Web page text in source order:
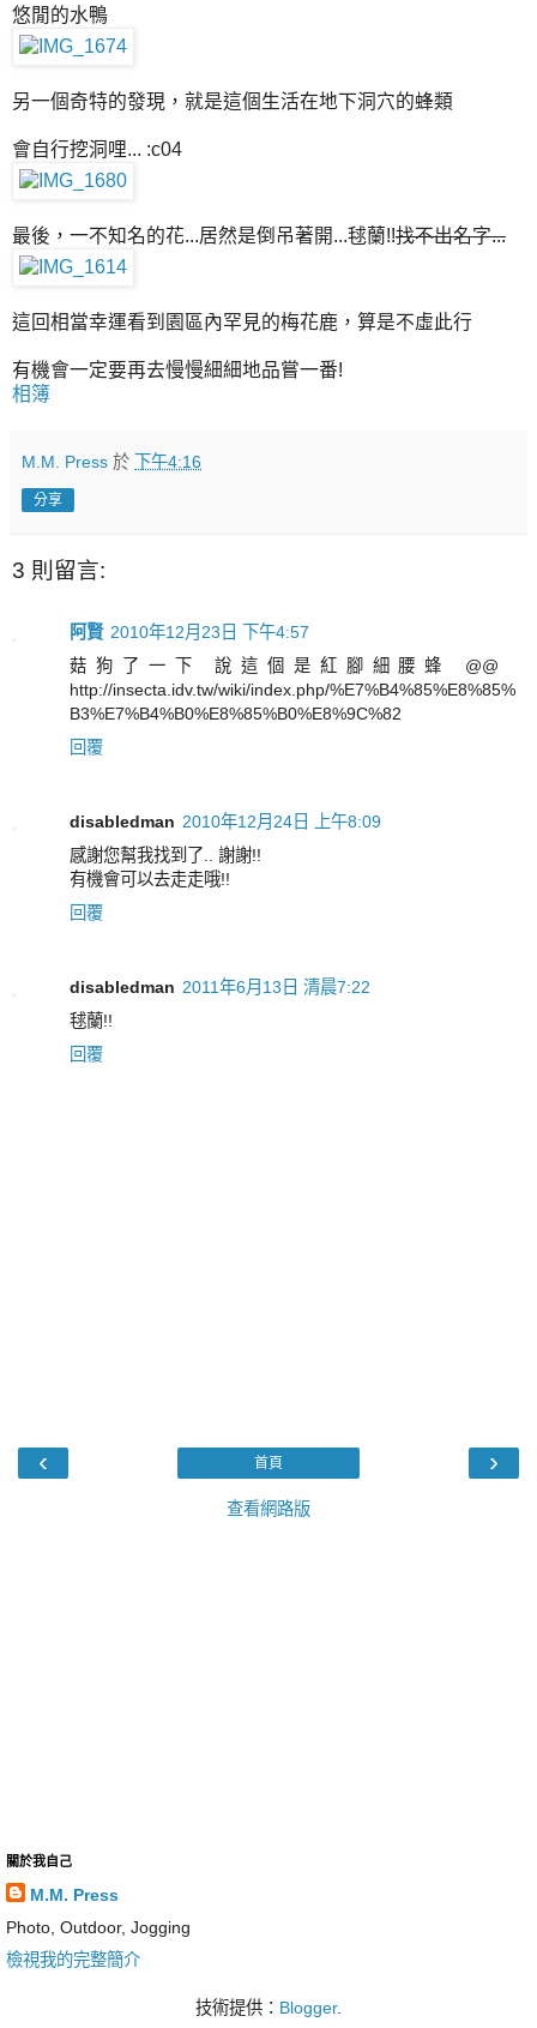
悠閒的水鴨
另一個奇特的發現，就是這個生活在地下洞穴的蜂類
會自行挖洞哩... :c04
最後，一不知名的花...居然是倒吊著開...毬蘭!!找不出名字...
這回相當幸運看到園區內罕見的梅花鹿，算是不虛此行
有機會一定要再去慢慢細細地品嘗一番!
相簿
M.M. Press 於 下午4:16
分享
3 則留言:
阿賢 2010年12月23日 下午4:57
菇狗了一下 說這個是紅腳細腰蜂 @@
http://insecta.idv.tw/wiki/index.php/%E7%B4%85%E8%85%
B3%E7%B4%B0%E8%85%B0%E8%9C%82
回覆
disabledman 2010年12月24日 上午8:09
感謝您幫我找到了.. 謝謝!!
有機會可以去走走哦!!
回覆
disabledman 2011年6月13日 清晨7:22
毬蘭!!
回覆
‹ ›
首頁
查看網路版
關於我自己
M.M. Press
Photo, Outdoor, Jogging
檢視我的完整簡介
技術提供： Blogger.